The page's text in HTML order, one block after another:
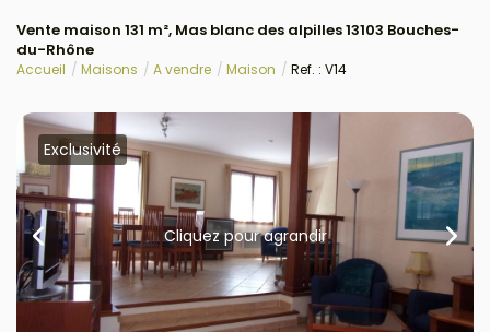
L'agence
Estimation
Avis clients
Vente maison 131 m², Mas blanc des alpilles 13103 Bouches-
du-Rhône
Accueil Maisons A vendre Maison Ref. : V14
Exclusivité
Cliquez pour agrandir